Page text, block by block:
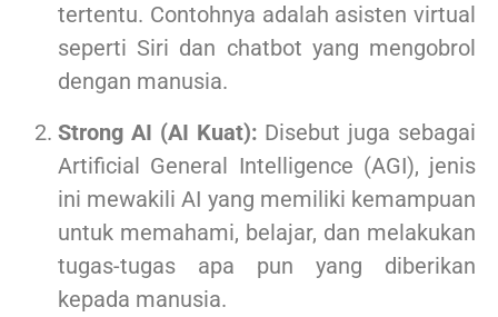
tertentu. Contohnya adalah asisten virtual
seperti Siri dan chatbot yang mengobrol
dengan manusia.
Strong AI (AI Kuat): Disebut juga sebagai
Artificial General Intelligence (AGI), jenis
ini mewakili AI yang memiliki kemampuan
untuk memahami, belajar, dan melakukan
tugas-tugas apa pun yang diberikan
kepada manusia.